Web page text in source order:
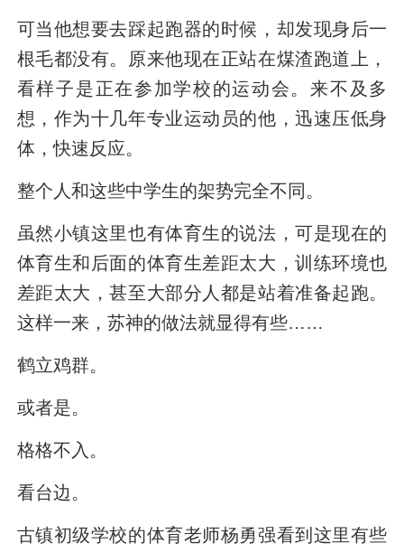
可当他想要去踩起跑器的时候，却发现身后一
根毛都没有。原来他现在正站在煤渣跑道上，
看样子是正在参加学校的运动会。来不及多
想，作为十几年专业运动员的他，迅速压低身
体，快速反应。
整个人和这些中学生的架势完全不同。
虽然小镇这里也有体育生的说法，可是现在的
体育生和后面的体育生差距太大，训练环境也
差距太大，甚至大部分人都是站着准备起跑。
这样一来，苏神的做法就显得有些……
鹤立鸡群。
或者是。
格格不入。
看台边。
古镇初级学校的体育老师杨勇强看到这里有些